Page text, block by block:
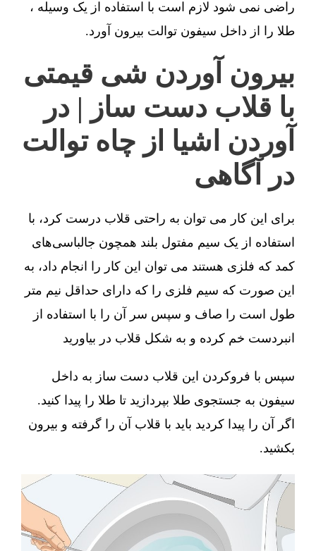
راضی نمی شود لازم است با استفاده از یک وسیله ،
طلا را از داخل سیفون توالت بیرون آورد.
بیرون آوردن شی قیمتی
با قلاب دست ساز | در
آوردن اشیا از چاه توالت
در آگاهی
برای این کار می توان به راحتی قلاب درست کرد، با
استفاده از یک سیم مفتول بلند همچون جالباسی‌های
کمد که فلزی هستند می توان این کار را انجام داد، به
این صورت که سیم فلزی را که دارای حداقل نیم متر
طول است را صاف و سپس سر آن را با استفاده از
انبردست خم کرده و به شکل قلاب در بیاورید
سپس با فروکردن این قلاب دست ساز به داخل
سیفون به جستجوی طلا بپردازید تا طلا را پیدا کنید.
اگر آن را پیدا کردید باید با قلاب آن را گرفته و بیرون
بکشید.